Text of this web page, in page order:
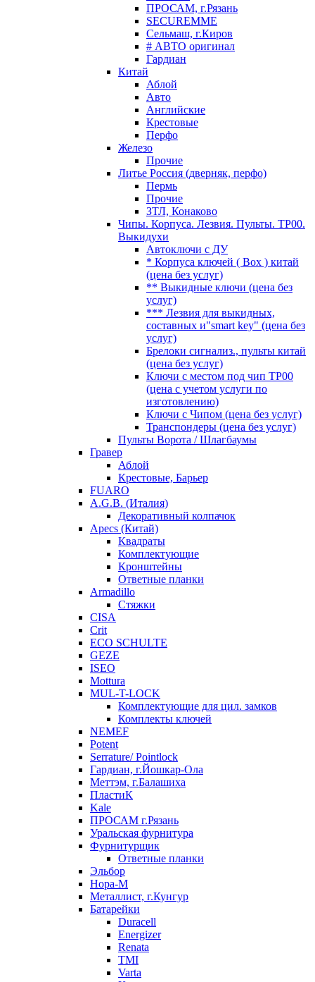
ПРОСАМ, г.Рязань
SECUREMME
Сельмаш, г.Киров
# АВТО оригинал
Гардиан
Китай
Аблой
Авто
Английские
Крестовые
Перфо
Железо
Прочие
Литье Россия (дверняк, перфо)
Пермь
Прочие
ЗТЛ, Конаково
Чипы. Корпуса. Лезвия. Пульты. TP00.
Выкидухи
Автоключи с ДУ
* Корпуса ключей ( Box ) китай
(цена без услуг)
** Выкидные ключи (цена без
услуг)
*** Лезвия для выкидных,
составных и"smart key" (цена без
услуг)
Брелоки сигнализ., пульты китай
(цена без услуг)
Ключи с местом под чип TP00
(цена с учетом услуги по
изготовлению)
Ключи с Чипом (цена без услуг)
Транспондеры (цена без услуг)
Пульты Ворота / Шлагбаумы
Гравер
Аблой
Крестовые, Барьер
FUARO
A.G.B. (Италия)
Декоративный колпачок
Apecs (Китай)
Квадраты
Комплектующие
Кронштейны
Ответные планки
Armadillo
Стяжки
CISA
Crit
ECO SCHULTE
GEZE
ISEO
Mottura
MUL-T-LOCK
Комплектующие для цил. замков
Комплекты ключей
NEMEF
Potent
Serrature/ Pointlock
Гардиан, г.Йошкар-Ола
Меттэм, г.Балашиха
ПластиК
Kale
ПРОСАМ г.Рязань
Уральская фурнитура
Фурнитурщик
Ответные планки
Эльбор
Нора-М
Металлист, г.Кунгур
Батарейки
Duracell
Energizer
Renata
TMI
Varta